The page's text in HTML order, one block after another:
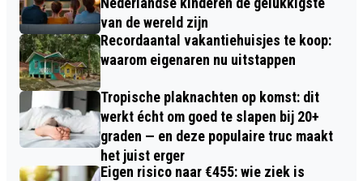
van de wereld zijn
Recordaantal vakantiehuisjes te koop:
waarom eigenaren nu uitstappen
Tropische plaknachten op komst: dit
werkt écht om goed te slapen bij 20+
graden — en deze populaire truc maakt
het juist erger
Eigen risico naar €455: wie ziek is